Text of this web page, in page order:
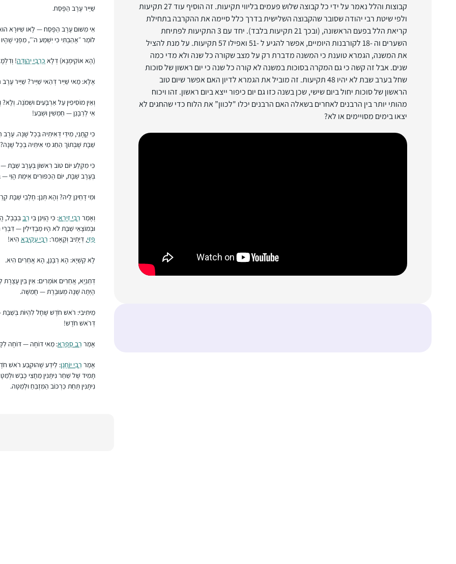
קבוצות והלל נאמר על ידי כל קבוצה שלוש פעמים בליווי תקיעות. זה הוסיף עוד 27 תקיעות
ולפי שיטת רבי יהודה שסובר שהקבוצה השלישית בדרך כלל סיימה את ההקרבה בתחילת
קריאת הלל בפעם הראשונה, (ובכך 21 תקיעות בלבד). יחד עם 3 התקיעות לפתיחת
השערים וה -18 לקורבנות היומיים, אפשר להגיע ל -51 ואפילו 57 תקיעות. על מנת להציל
את המשנה, הגמרא טוענת כי המשנה מדברת רק על מצב שקורה כל שנה ולא מדי כמה
שנים. אבל זה קשה כי גם המקרה בסוכות במשנה לא קורה כל שנה כי יום ראשון של סוכות
שחל בערב שבת לא יהיו 48 תקיעות. זה מוביל את הגמרא לדיון האם אפשר שיום טוב
הראשון של סוכות יחול ביום שישי, שכן בשנה כזו גם יום כיפור ייצא ביום ראשון. זהו ויכוח
מהותי יותר בין הרבנים לאחרים בשאלה האם הרבנים יכלו "לכוון” את הלוח כדי שהחגים לא
יצאו בימים מסויימים או לא?
שַׁיַּיר עֶרֶב הַפֶּסַח.
אִי מִשּׁוּם עֶרֶב הַפֶּסַח — לָאו שִׁיּוּרָא
לוֹמַר ״אָהַבְתִּי כִּי יִשְׁמַע ה׳״, מִפְּנֵי
(הָא אוֹקֵימְנָא) דְּלָא כְּרַבִּי יְהוּדָה!
אֶלָּא: מַאי שַׁיַּיר דְּהַאי שַׁיַּיר? שַׁיַּיר
וְאֵין מוֹסִיפִין עַל אַרְבָּעִים וּשְׁמֹנֶה.
אִי לְרַבָּנַן — חַמְשִׁין וּשְׁבַע!
כִּי קָתָנֵי, מִידֵּי דְּאִיתֵיהּ בְּכׇל שָׁנָה.
שַׁבָּת שֶׁבְּתוֹךְ הַחַג מִי אִיתֵיהּ בְּכׇל שָׁנָה?
כִּי מִקְּלַע יוֹם טוֹב רִאשׁוֹן בְּעֶרֶב שַׁבָּת —
בְּעֶרֶב שַׁבָּת, יוֹם הַכִּפּוּרִים אֵימַת הָוֵי
וּמִי דָּחֵינַן לֵיהּ? וְהָא תְּנַן: חֶלְבֵי שַׁבָּת
וְאָמַר רַבִּי זֵירָא: כִּי הֲוֵינַן בֵּי רַבבְּבָבֶל,
וּבְמוֹצָאֵי שַׁבָּת לֹא הָיוּ מַבְדִּילִין —
פַּזִּי, דְּיָתֵיב וְקָאָמַר: רַבִּי עֲקִיבָא הִיא!
לָא קַשְׁיָא: הָא רַבָּנַן, הָא אֲחֵרִים הִיא.
דְּתַנְיָא, אֲחֵרִים אוֹמְרִים: אֵין בֵּין
הָיְתָה שָׁנָה מְעוּבֶּרֶת — חֲמִשָּׁה.
מֵיתִיבִי: רֹאשׁ חֹדֶשׁ שֶׁחָל לִהְיוֹת
דְּרֹאשׁ חֹדֶשׁ!
אָמַר רַב סָפְרָא: מַאי דּוֹחֶה — דּוֹחֶה
אָמַר רַבִּי יוֹחָנָן: לֵידַע שֶׁהוּקְבַּע רֹאשׁ
תָּמִיד שֶׁל שַׁחַר נִיתָּנִין מֵחֲצִי כֶּבֶשׁ
נִיתָּנִין תַּחַת כַּרְכּוֹב הַמִּזְבֵּחַ וּלְמַטָּה.